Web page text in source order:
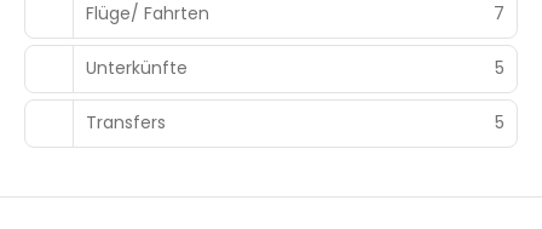
Flüge/ Fahrten 7
Unterkünfte 5
Transfers 5